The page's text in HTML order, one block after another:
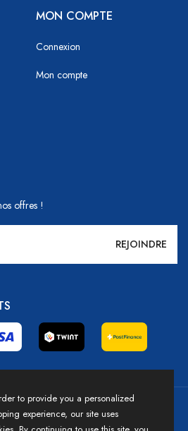
MON COMPTE
Connexion
Mon compte
offres !
Group / Powered by HICASS
to provide you a personalized
experience, our site uses